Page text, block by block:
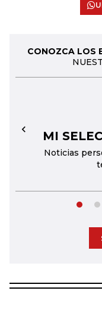
CONOZCA LOS
MI
Noticias
←